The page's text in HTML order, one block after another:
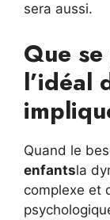
sera aussi.
Que
l’idéal
Quand le
enfantsla
complexe et